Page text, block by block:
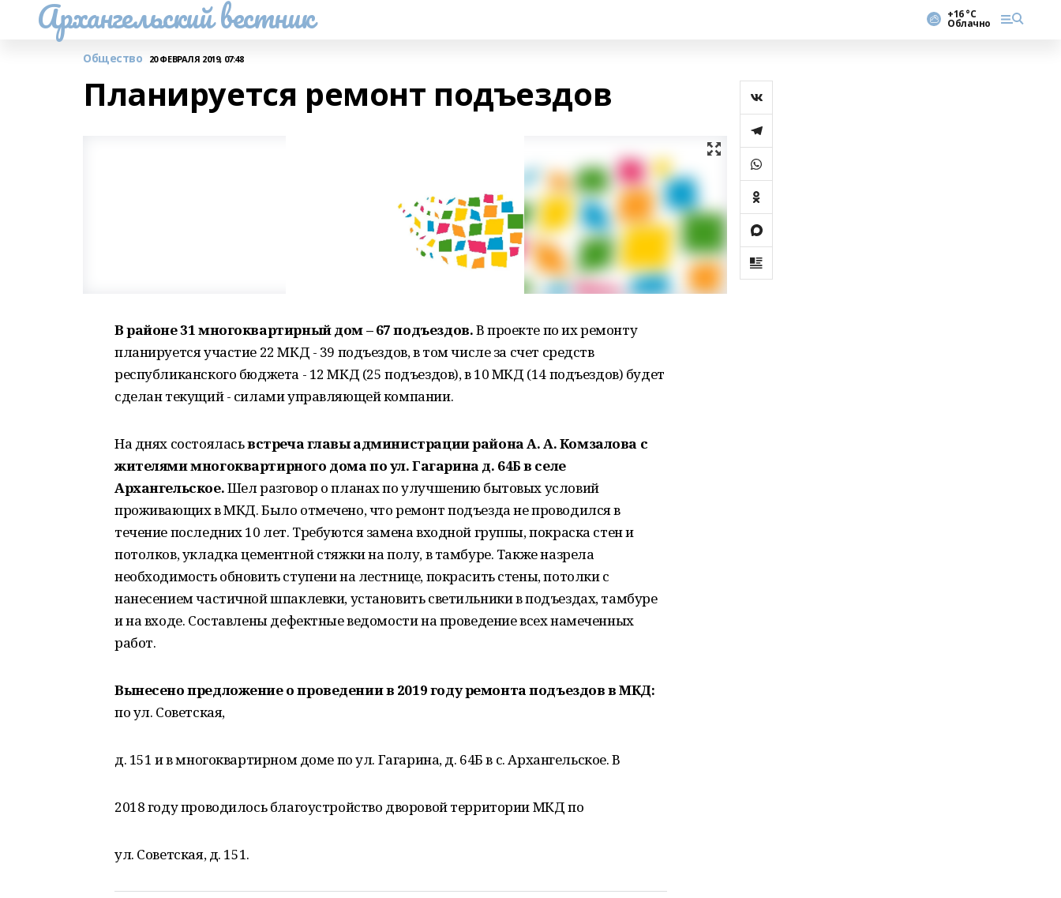
Архангельский вестник +16 °С
Облачно
Общество 20 ФЕВРАЛЯ 2019, 07:48
Планируется ремонт подъездов
В районе 31 многоквартирный дом – 67 подъездов.В проекте по их ремонту
планируется участие 22 МКД - 39 подъездов, в том числе за счет средств
республиканского бюджета - 12 МКД (25 подъездов), в 10 МКД (14 подъездов) будет
сделан текущий - силами управляющей компании.
На днях состояласьвстреча главы администрации района А. А. Комзалова с
жителями многоквартирного дома по ул. Гагарина д. 64Б в селе
Архангельское.Шел разговор о планах по улучшению бытовых условий
проживающих в МКД. Было отмечено, что ремонт подъезда не проводился в
течение последних 10 лет. Требуются замена входной группы, покраска стен и
потолков, укладка цементной стяжки на полу, в тамбуре. Также назрела
необходимость обновить ступени на лестнице, покрасить стены, потолки с
нанесением частичной шпаклевки, установить светильники в подъездах, тамбуре
и на входе. Составлены дефектные ведомости на проведение всех намеченных
работ.
Вынесено предложение о проведении в 2019 году ремонта подъездов в МКД:
по ул. Советская,
д. 151 и в многоквартирном доме по ул. Гагарина, д. 64Б в с. Архангельское. В
2018 году проводилось благоустройство дворовой территории МКД по
ул. Советская, д. 151.